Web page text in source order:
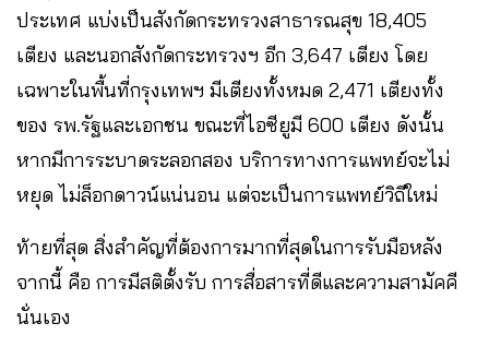
ประเทศ แบ่งเป็นสังกัดกระทรวงสาธารณสุข 18,405
เตียง และนอกสังกัดกระทรวงฯ อีก 3,647 เตียง โดย
เฉพาะในพื้นที่กรุงเทพฯ มีเตียงทั้งหมด 2,471 เตียงทั้ง
ของ รพ.รัฐและเอกชน ขณะที่ไอซียูมี 600 เตียง ดังนั้น
หากมีการระบาดระลอกสอง บริการทางการแพทย์จะไม่
หยุด ไม่ล็อกดาวน์แน่นอน แต่จะเป็นการแพทย์วิถีใหม่
ท้ายที่สุด​ สิ่งสำคัญที่ต้องการมากที่สุดในการรับมือหลัง
จากนี้​ คือ การมีสติตั้งรับ​ การสื่อสารที่ดีและความสามัคคี​
นั่นเอง